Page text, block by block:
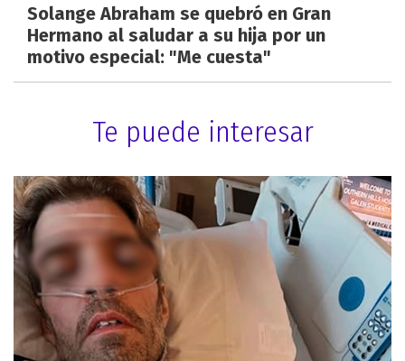
Solange Abraham se quebró en Gran
Hermano al saludar a su hija por un
motivo especial: "Me cuesta"
Te puede interesar